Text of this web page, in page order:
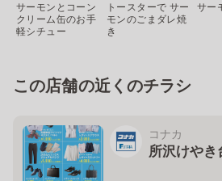
サーモンとコーン
クリーム缶のお手
軽シチュー
トースターで サー
モンのごまダレ焼
き
サー
この店舗の近くのチラシ
コナカ
所沢けやき